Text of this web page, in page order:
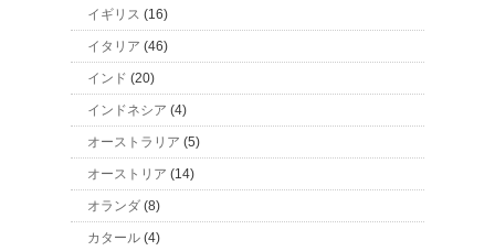
イギリス (16)
イタリア (46)
インド (20)
インドネシア (4)
オーストラリア (5)
オーストリア (14)
オランダ (8)
カタール (4)